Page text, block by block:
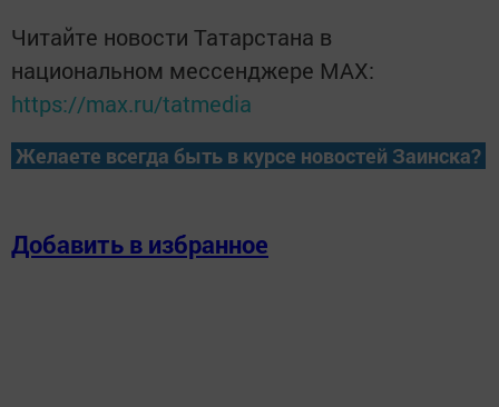
Читайте новости Татарстана в
национальном мессенджере MАХ:
https://max.ru/tatmedia
Желаете всегда быть в курсе новостей Заинска?
Добавить в избранное